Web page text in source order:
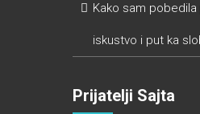
Kako sam
iskustvo i put ka
Prijatelji Sajta